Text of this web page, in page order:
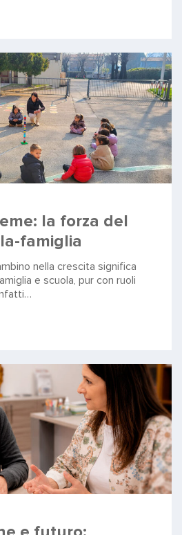
la forza del
famiglia
nella crescita significa
e scuola, pur con ruoli